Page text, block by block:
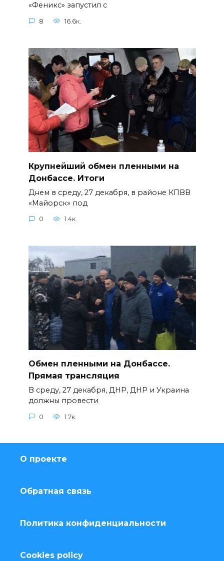
«Феникс» запустил с
8 16.6к.
Крупнейший обмен пленными на
Донбассе. Итоги
Днем в среду, 27 декабря, в районе КПВВ
«Майорск» под
0 1.4к.
Обмен пленными на Донбассе.
Прямая трансляция
В среду, 27 декабря, ДНР, ДНР и Украина
должны провести
0 1.7к.
О проекте
Обратная связь
Политика конфиденциальности
Cookies policy